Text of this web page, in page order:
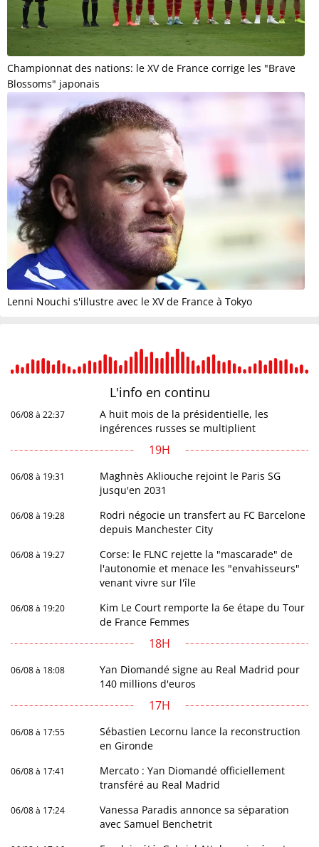
Championnat des nations: le XV de France corrige les "Brave
Blossoms" japonais
Lenni Nouchi s'illustre avec le XV de France à Tokyo
L'info en continu
06/08 à 22:37
A huit mois de la présidentielle, les
ingérences russes se multiplient
19H
06/08 à 19:31
Maghnès Akliouche rejoint le Paris SG
jusqu'en 2031
06/08 à 19:28
Rodri négocie un transfert au FC Barcelone
depuis Manchester City
06/08 à 19:27
Corse: le FLNC rejette la "mascarade" de
l'autonomie et menace les "envahisseurs"
venant vivre sur l'île
06/08 à 19:20
Kim Le Court remporte la 6e étape du Tour
de France Femmes
18H
06/08 à 18:08
Yan Diomandé signe au Real Madrid pour
140 millions d'euros
17H
06/08 à 17:55
Sébastien Lecornu lance la reconstruction
en Gironde
06/08 à 17:41
Mercato : Yan Diomandé officiellement
transféré au Real Madrid
06/08 à 17:24
Vanessa Paradis annonce sa séparation
avec Samuel Benchetrit